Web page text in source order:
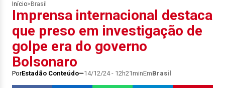
Início> Brasil
Imprensa internacional destaca
que preso em investigação de
golpe era do governo
Bolsonaro
PorEstadão Conteúdo 14/12/24 - 12h21minEmBrasil